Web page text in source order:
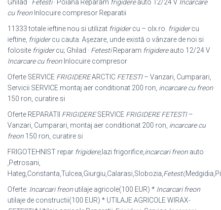
Ghilad · Fetesti· Poiana Reparam frigidereauto 12/24 V Incarcare
cu freon Inlocuire compresor Reparatii
11333 totale ieftine nou si utilizat frigidercu – olx.ro. frigidercu
ieftine, frigidercu cauta. Așezare, unde există o vânzare de noi si
folosite frigidercu; Ghilad · FetestiReparam frigidereauto 12/24 V
Incarcare cu freon Inlocuire compresor
Oferte SERVICE FRIGIDEREARCTIC FETESTI– Vanzari, Cumparari,
Servicii SERVICE montaj aer conditionat 200 ron, incarcare cu freon
150 ron, curatire si
Oferte REPARATII FRIGIDERESERVICE FRIGIDERE FETESTI–
Vanzari, Cumparari, montaj aer conditionat 200 ron, incarcare cu
freon 150 ron, curatire si
FRIGOTEHNIST repar frigidere,lazi frigorifice, incarcari freon auto
,Petrosani,
Hateg,Constanta,Tulcea,Giurgiu,Calarasi,Slobozia, Fetesti
Oferte: Incarcari freon utilaje agricole(100 EUR) * Incarcari freon
utilaje de constructii(100 EUR) * UTILAJE AGRICOLE WIRAX-